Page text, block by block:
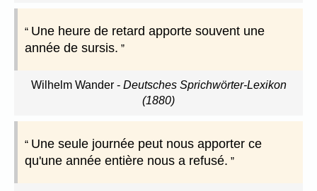
Une heure de retard apporte souvent une
année de sursis.
Wilhelm Wander- Deutsches Sprichwörter-Lexikon
(1880)
Une seule journée peut nous apporter ce
qu'une année entière nous a refusé.